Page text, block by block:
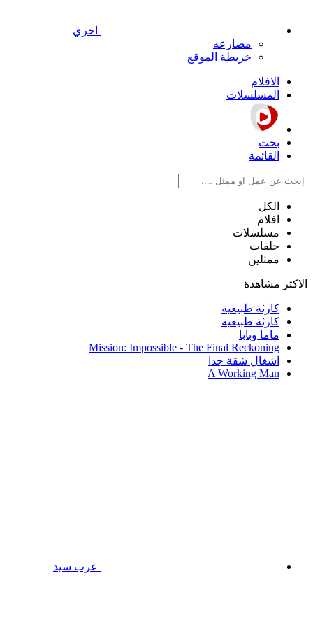
اخري
مصارعه
خريطة الموقع
الافلام
المسلسلات
بحث
القائمة
الكل
افلام
مسلسلات
حلقات
ممثلين
الاكثر مشاهدة
كارثة طبيعية
كارثة طبيعية
ماما وبابا
Mission: Impossible - The Final Reckoning
اشغال شقة جدا
A Working Man
عرب سيد